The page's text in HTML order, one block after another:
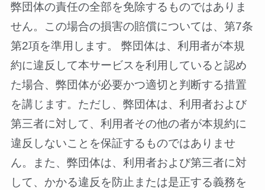
弊団体の責任の全部を免除するものではありま
せん。この場合の損害の賠償については、第7条
第2項を準用します。 弊団体は、利用者が本規
約に違反して本サービスを利用していると認め
た場合、弊団体が必要かつ適切と判断する措置
を講じます。ただし、弊団体は、利用者および
第三者に対して、利用者その他の者が本規約に
違反しないことを保証するものではありませ
ん。また、弊団体は、利用者および第三者に対
して、かかる違反を防止または是正する義務を